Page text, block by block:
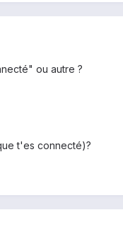
ou autre ?
t'es connecté)?